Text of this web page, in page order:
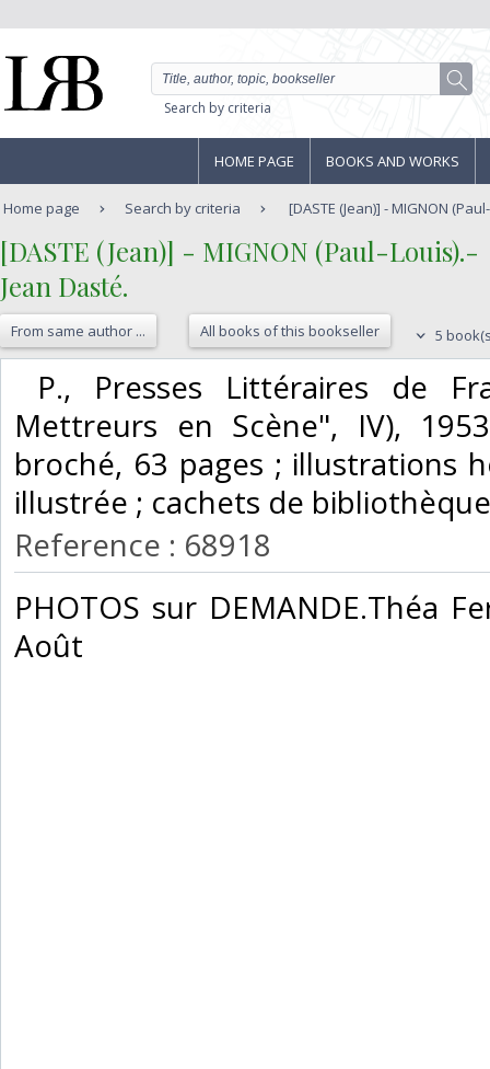
Search by criteria
HOME PAGE BOOKS AND WORKS
Home page Search by criteria [DASTE (Jean)] - MIGNON
‎[DASTE (Jean)] - MIGNON (Paul-Louis).-‎
‎Jean Dasté.‎
From same author ... All books of this bookseller 5
P., Presses Littéraires de
Mettreurs en Scène", IV),
broché, 63 pages ; illustrations
illustrée ; cachets de
Reference : 68918
‎PHOTOS sur DEMANDE.Théa
Août‎